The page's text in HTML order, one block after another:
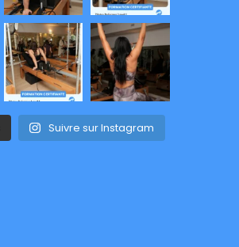
Suivre sur Instagram